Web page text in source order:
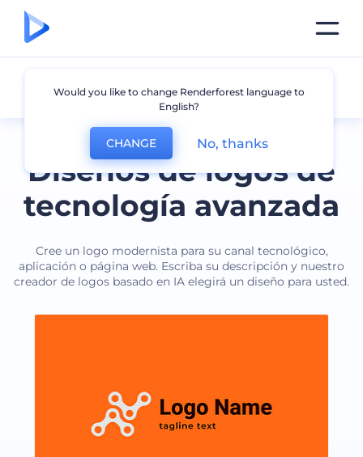
Diseños de logos de
tecnología avanzada
Cree un logo modernista para su canal tecnológico,
aplicación o página web. Escriba su descripción y nuestro
creador de logos basado en IA elegirá un diseño para usted.
Tecnología
Would you like to change Renderforest language to
English?
CHANGE No, thanks